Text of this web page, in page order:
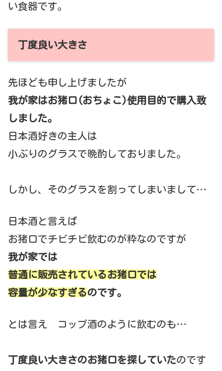
い食器です。
丁度良い大きさ
先ほども申し上げましたが
我が家はお猪口(おちょこ)使用目的で購入致
しました。
日本酒好きの主人は
小ぶりのグラスで晩酌しておりました。
しかし、そのグラスを割ってしまいまして…
日本酒と言えば
お猪口でチビチビ飲むのが粋なのですが
我が家では
普通に販売されているお猪口では
容量が少なすぎるのです。
とは言え コップ酒のように飲むのも…
丁度良い大きさのお猪口を探していたのです